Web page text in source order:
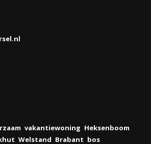
vakantiewoning Heksenboom
Welstand Brabant bos